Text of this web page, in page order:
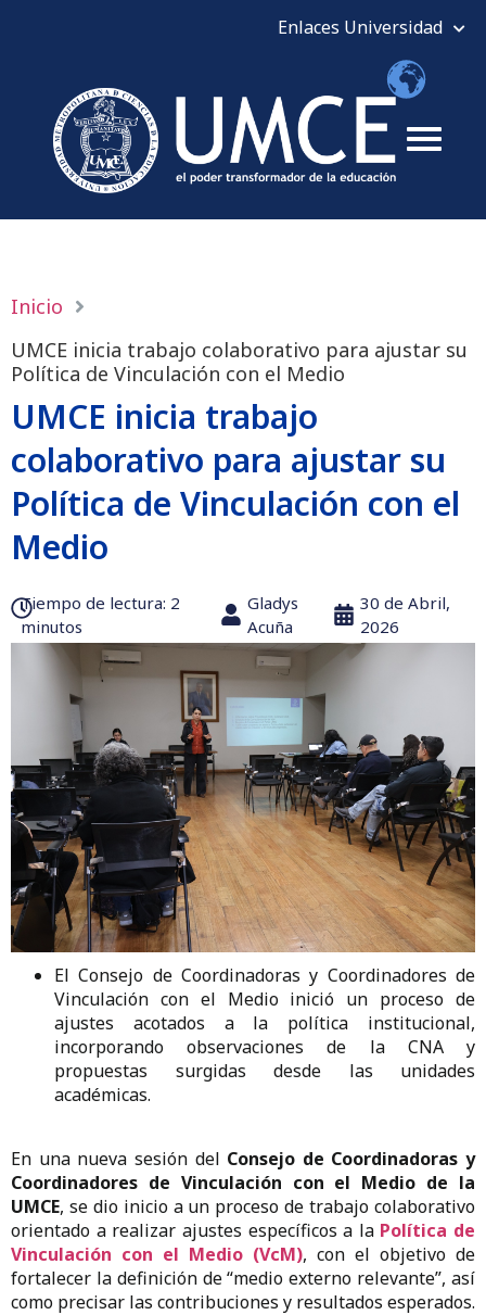
Inicio
UMCE inicia trabajo colaborativo para ajustar su
Política de Vinculación con el Medio
UMCE inicia trabajo
colaborativo para ajustar su
Política de Vinculación con el
Medio
Tiempo de lectura:‎ 2
minutos
Gladys
Acuña
30 de Abril,
2026
El Consejo de Coordinadoras y Coordinadores de
Vinculación con el Medio inició un proceso de
ajustes acotados a la política institucional,
incorporando observaciones de la CNA y
propuestas surgidas desde las unidades
académicas.
En una nueva sesión del Consejo de Coordinadoras y
Coordinadores de Vinculación con el Medio de la
UMCE, se dio inicio a un proceso de trabajo colaborativo
orientado a realizar ajustes específicos a la Política de
Vinculación con el Medio (VcM), con el objetivo de
fortalecer la definición de “medio externo relevante”, así
como precisar las contribuciones y resultados esperados.